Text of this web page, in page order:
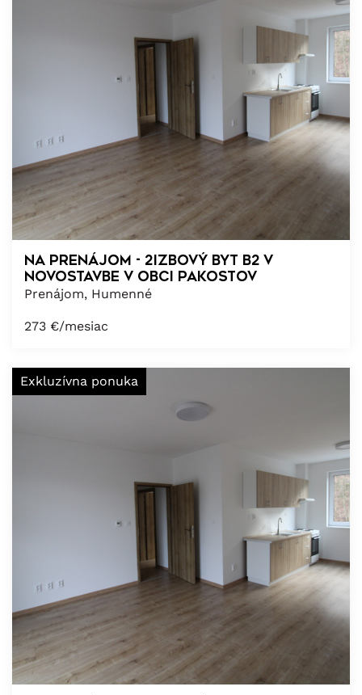
NA PRENÁJOM - 2izbový byt B2 v
novostavbe v obci Pakostov
Prenájom, Humenné
273 €/mesiac
Exkluzívna ponuka